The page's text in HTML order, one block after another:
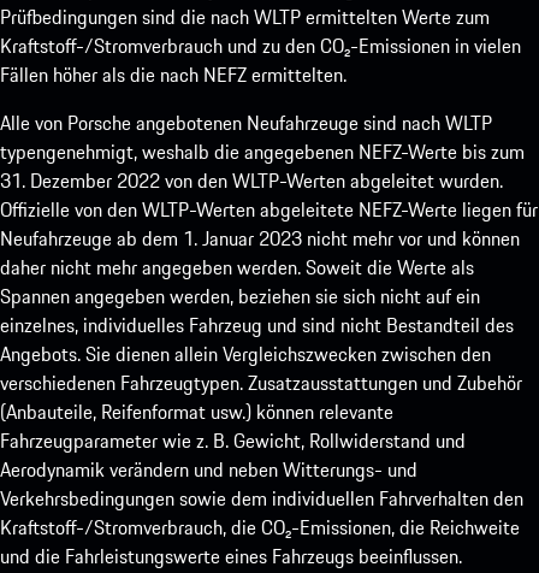
Prüfbedingungen sind die nach WLTP ermittelten Werte zum
Kraftstoff-/Stromverbrauch und zu den CO₂-Emissionen in vielen
Fällen höher als die nach NEFZ ermittelten.
Alle von Porsche angebotenen Neufahrzeuge sind nach WLTP
typengenehmigt, weshalb die angegebenen NEFZ-Werte bis zum
31. Dezember 2022 von den WLTP-Werten abgeleitet wurden.
Offizielle von den WLTP-Werten abgeleitete NEFZ-Werte liegen für
Neufahrzeuge ab dem 1. Januar 2023 nicht mehr vor und können
daher nicht mehr angegeben werden. Soweit die Werte als
Spannen angegeben werden, beziehen sie sich nicht auf ein
einzelnes, individuelles Fahrzeug und sind nicht Bestandteil des
Angebots. Sie dienen allein Vergleichszwecken zwischen den
verschiedenen Fahrzeugtypen. Zusatzausstattungen und Zubehör
(Anbauteile, Reifenformat usw.) können relevante
Fahrzeugparameter wie z. B. Gewicht, Rollwiderstand und
Aerodynamik verändern und neben Witterungs- und
Verkehrsbedingungen sowie dem individuellen Fahrverhalten den
Kraftstoff-/Stromverbrauch, die CO₂-Emissionen, die Reichweite
und die Fahrleistungswerte eines Fahrzeugs beeinflussen.